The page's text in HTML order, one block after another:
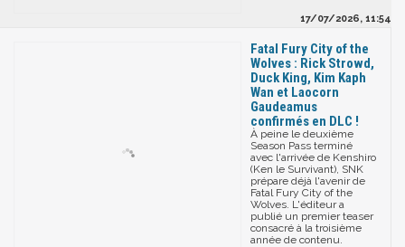
17/07/2026, 11:54
Fatal Fury City of the
Wolves : Rick Strowd,
Duck King, Kim Kaph
Wan et Laocorn
Gaudeamus
confirmés en DLC !
À peine le deuxième
Season Pass terminé
avec l'arrivée de Kenshiro
(Ken le Survivant), SNK
prépare déjà l'avenir de
Fatal Fury City of the
Wolves. L'éditeur a
publié un premier teaser
consacré à la troisième
année de contenu.